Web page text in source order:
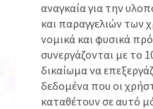
αναγκαία για την
και παραγγελιών των
νομικά και φυσικά
συνεργάζονται με το
δικαίωμα να
δεδομένα που οι
καταθέτουν σε αυτό